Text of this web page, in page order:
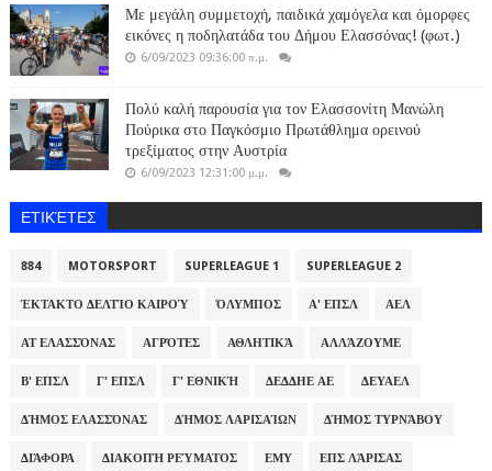
Με μεγάλη συμμετοχή, παιδικά χαμόγελα και όμορφες
εικόνες η ποδηλατάδα του Δήμου Ελασσόνας! (φωτ.)
6/09/2023 09:36:00 π.μ.
Πολύ καλή παρουσία για τον Ελασσονίτη Μανώλη
Πούρικα στο Παγκόσμιο Πρωτάθλημα ορεινού
τρεξίματος στην Αυστρία
6/09/2023 12:31:00 μ.μ.
ΕΤΙΚΈΤΕΣ
884 MOTORSPORT SUPERLEAGUE 1 SUPERLEAGUE 2
ΈΚΤΑΚΤΟ ΔΕΛΤΊΟ ΚΑΙΡΟΎ ΌΛΥΜΠΟΣ Α' ΕΠΣΛ ΑΕΛ
ΑΤ ΕΛΑΣΣΌΝΑΣ ΑΓΡΌΤΕΣ ΑΘΛΗΤΙΚΆ ΑΛΛΆΖΟΥΜΕ
Β' ΕΠΣΛ Γ' ΕΠΣΛ Γ' ΕΘΝΙΚΉ ΔΕΔΔΗΕ ΑΕ ΔΕΥΑΕΛ
ΔΉΜΟΣ ΕΛΑΣΣΌΝΑΣ ΔΉΜΟΣ ΛΑΡΙΣΑΊΩΝ ΔΉΜΟΣ ΤΥΡΝΆΒΟΥ
ΔΙΆΦΟΡΑ ΔΙΑΚΟΠΉ ΡΕΎΜΑΤΟΣ ΕΜΥ ΕΠΣ ΛΆΡΙΣΑΣ